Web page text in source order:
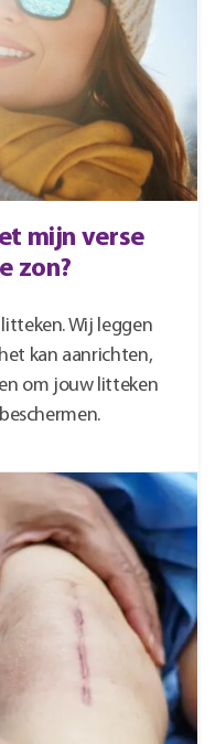
mijn verse
zon?
Wij leggen
kan aanrichten,
om jouw litteken